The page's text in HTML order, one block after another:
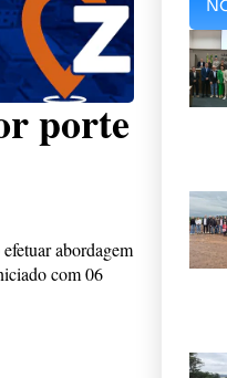
porte
abordagem
com 06